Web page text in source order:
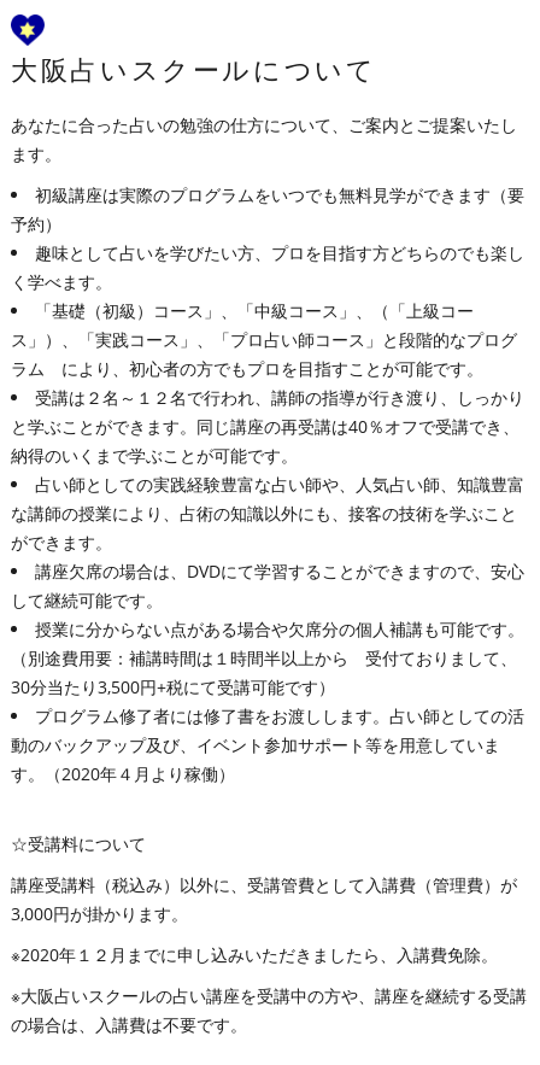
大阪占いスクールについて
あなたに合った占いの勉強の仕方について、ご案内とご提案いたし
ます。
初級講座は実際のプログラムをいつでも無料見学ができます（要
予約）
趣味として占いを学びたい方、プロを目指す方どちらのでも楽し
く学べます。
「基礎（初級）コース」、「中級コース」、（「上級コー
ス」）、「実践コース」、「プロ占い師コース」と段階的なプログ
ラム により、初心者の方でもプロを目指すことが可能です。
受講は２名～１２名で行われ、講師の指導が行き渡り、しっかり
と学ぶことができます。同じ講座の再受講は40％オフで受講でき、
納得のいくまで学ぶことが可能です。
占い師としての実践経験豊富な占い師や、人気占い師、知識豊富
な講師の授業により、占術の知識以外にも、接客の技術を学ぶこと
ができます。
講座欠席の場合は、DVDにて学習することができますので、安心
して継続可能です。
授業に分からない点がある場合や欠席分の個人補講も可能です。
（別途費用要：補講時間は１時間半以上から 受付ておりまして、
30分当たり3,500円+税にて受講可能です）
プログラム修了者には修了書をお渡しします。占い師としての活
動のバックアップ及び、イベント参加サポート等を用意していま
す。（2020年４月より稼働）
☆受講料について
講座受講料（税込み）以外に、受講管費として入講費（管理費）が
3,000円が掛かります。
※2020年１２月までに申し込みいただきましたら、入講費免除。
※大阪占いスクールの占い講座を受講中の方や、講座を継続する受講
の場合は、入講費は不要です。